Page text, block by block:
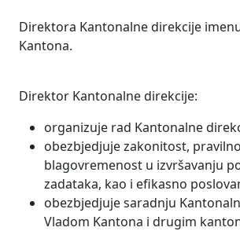
Direktora Kantonalne direkcije
Kantona.
Direktor Kantonalne direkcije:
organizuje rad Kantonalne
obezbjedjuje zakonitost,
blagovremenost u izvršavanju
zadataka, kao i efikasno
obezbjedjuje saradnju
Vladom Kantona i drugim